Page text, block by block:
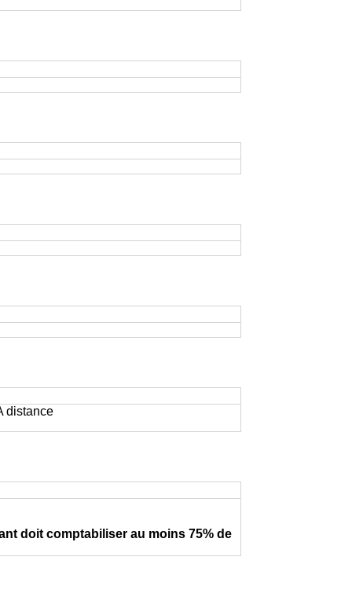
distance
doit comptabiliser au moins 75% de